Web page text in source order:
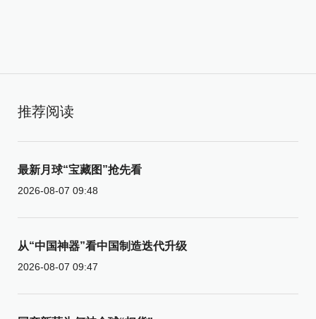
推荐阅读
最新月球“宝藏图”抢先看
2026-08-07 09:48
从“中国神器”看中国制造迭代升级
2026-08-07 09:47